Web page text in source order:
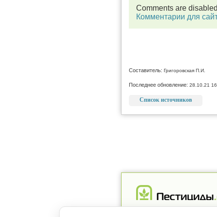
Comments are disabled
Комментарии для
Составитель: Григоровская П.И.
Последнее обновление: 28.10.21
Список источников